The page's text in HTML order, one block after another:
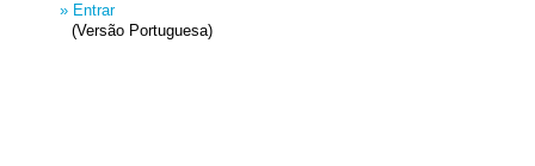
» Entrar
(Versão Portuguesa)